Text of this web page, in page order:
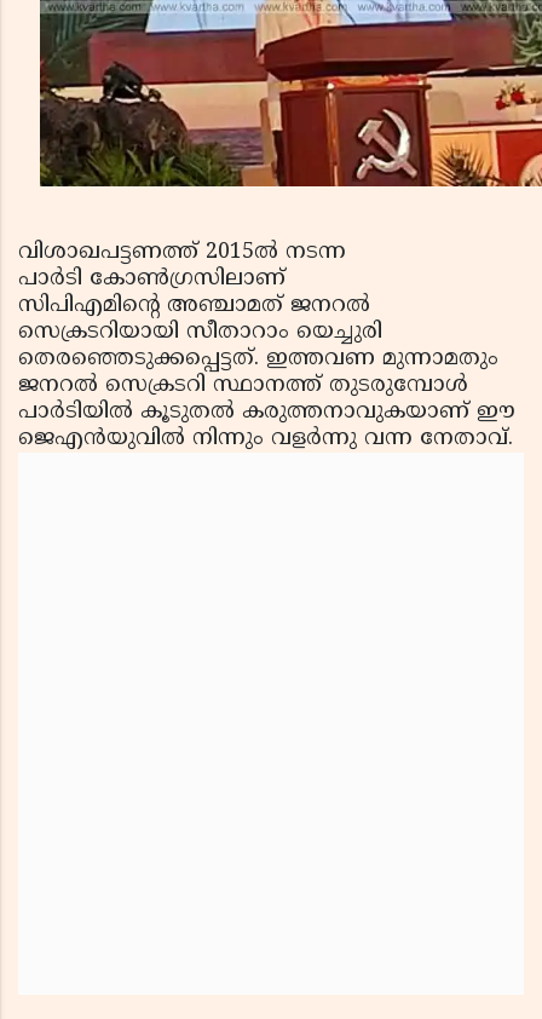
വിശാഖപട്ടണത്ത് 2015ൽ നടന്ന
പാർടി കോൺഗ്രസിലാണ്
സിപിഎമിന്റെ അഞ്ചാമത് ജനറൽ
സെക്രടറിയായി സീതാറാം യെച്ചുരി
തെരഞ്ഞെടുക്കപ്പെട്ടത്. ഇത്തവണ മുന്നാമതും
ജനറൽ സെക്രടറി സ്ഥാനത്ത് തുടരുമ്പോൾ
പാർടിയിൽ കൂടുതൽ കരുത്തനാവുകയാണ് ഈ
ജെഎൻയുവിൽ നിന്നും വളർന്നു വന്ന നേതാവ്.